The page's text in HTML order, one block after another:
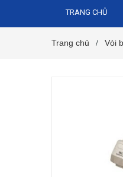
TRANG CHỦ
Trang chủ / Vòi